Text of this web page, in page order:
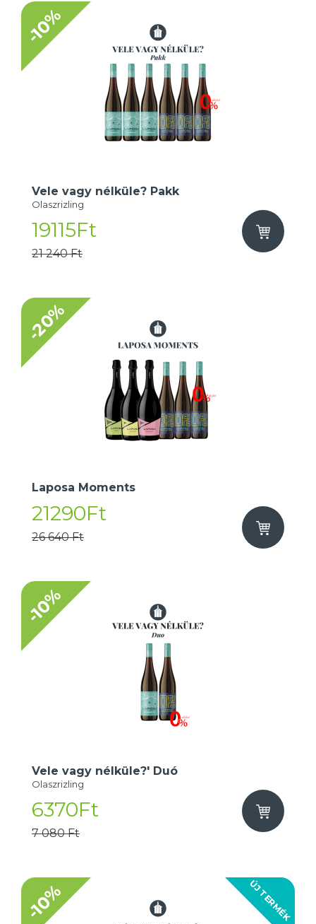
-10%
Vele vagy nélküle? Pakk
Olaszrizling
19115Ft
21 240 Ft
-20%
Laposa Moments
21290Ft
26 640 Ft
-10%
Vele vagy nélküle?' Duó
Olaszrizling
6370Ft
7 080 Ft
ÚJ TERMÉK
-10%